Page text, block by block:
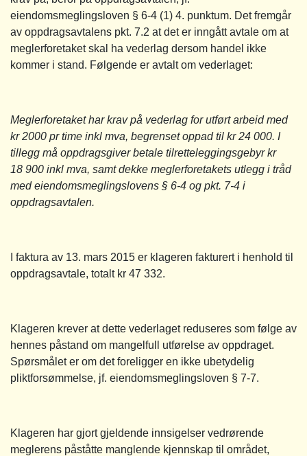
eiendomsmeglingsloven § 6-4 (1) 4. punktum. Det fremgår
av oppdragsavtalens pkt. 7.2 at det er inngått avtale om at
meglerforetaket skal ha vederlag dersom handel ikke
kommer i stand. Følgende er avtalt om vederlaget:
Meglerforetaket har krav på vederlag for utført arbeid med
kr 2000 pr time inkl mva, begrenset oppad til kr 24 000. I
tillegg må oppdragsgiver betale tilretteleggingsgebyr kr
18 900 inkl mva, samt dekke meglerforetakets utlegg i tråd
med eiendomsmeglingslovens § 6-4 og pkt. 7-4 i
oppdragsavtalen.
I faktura av 13. mars 2015 er klageren fakturert i henhold til
oppdragsavtale, totalt kr 47 332.
Klageren krever at dette vederlaget reduseres som følge av
hennes påstand om mangelfull utførelse av oppdraget.
Spørsmålet er om det foreligger en ikke ubetydelig
pliktforsømmelse, jf. eiendomsmeglingsloven § 7-7.
Klageren har gjort gjeldende innsigelser vedrørende
meglerens påståtte manglende kjennskap til området,